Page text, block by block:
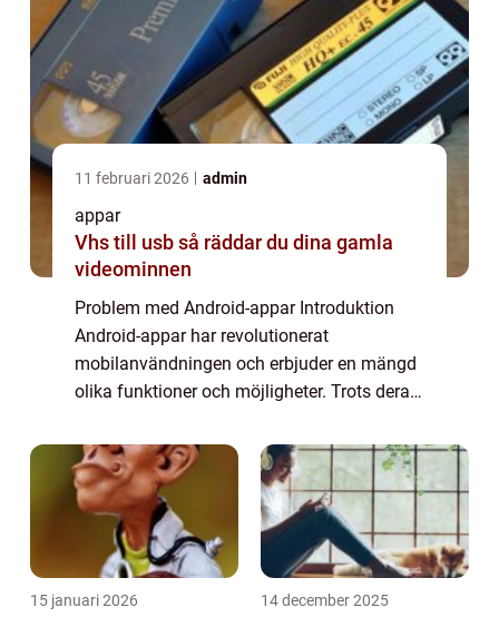
11 februari 2026 admin
appar
Vhs till usb så räddar du dina gamla
videominnen
Problem med Android-appar Introduktion
Android-appar har revolutionerat
mobilanvändningen och erbjuder en mängd
olika funktioner och möjligheter. Trots deras
olika problem som kan uppstå när de
använder Android-...
15 januari 2026 14 december 2025